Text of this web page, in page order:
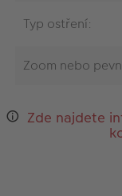
Typ ostření:
Zoom nebo
Zde najdete